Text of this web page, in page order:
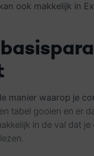
ook makkelijk in
manier waarop je
tabel gooien en er
in de val dat